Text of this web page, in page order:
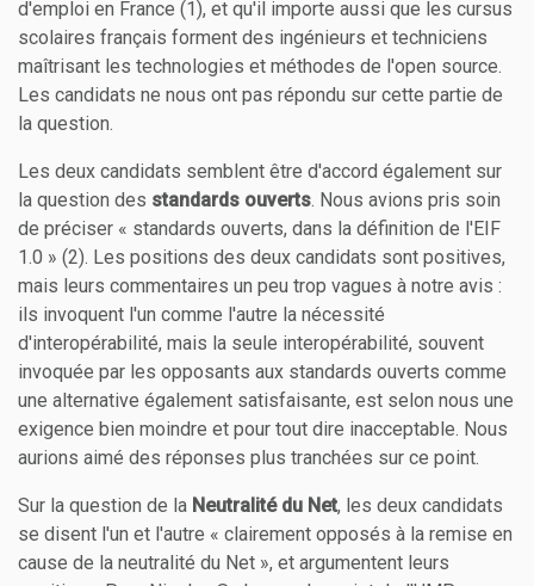
d'emploi en France (1), et qu'il importe aussi que les cursus
scolaires français forment des ingénieurs et techniciens
maîtrisant les technologies et méthodes de l'open source.
Les candidats ne nous ont pas répondu sur cette partie de
la question.
Les deux candidats semblent être d'accord également sur
la question des standards ouverts. Nous avions pris soin
de préciser « standards ouverts, dans la définition de l'EIF
1.0 » (2). Les positions des deux candidats sont positives,
mais leurs commentaires un peu trop vagues à notre avis :
ils invoquent l'un comme l'autre la nécessité
d'interopérabilité, mais la seule interopérabilité, souvent
invoquée par les opposants aux standards ouverts comme
une alternative également satisfaisante, est selon nous une
exigence bien moindre et pour tout dire inacceptable. Nous
aurions aimé des réponses plus tranchées sur ce point.
Sur la question de la Neutralité du Net, les deux candidats
se disent l'un et l'autre « clairement opposés à la remise en
cause de la neutralité du Net », et argumentent leurs